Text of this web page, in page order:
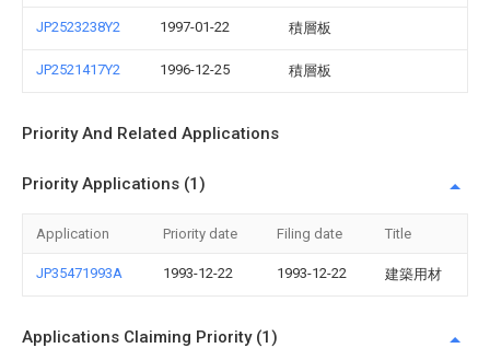
JP2523238Y2 1997-01-22 積層板
JP2521417Y2 1996-12-25 積層板
Priority And Related Applications
Priority Applications (1)
Application Priority date Filing date Title
JP35471993A 1993-12-22 1993-12-22 建築用材
Applications Claiming Priority (1)